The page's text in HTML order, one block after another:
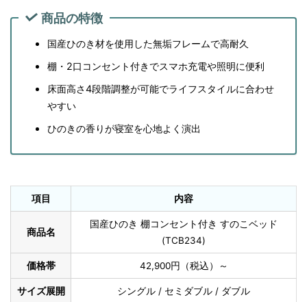
商品の特徴
国産ひのき材を使用した無垢フレームで高耐久
棚・2口コンセント付きでスマホ充電や照明に便利
床面高さ4段階調整が可能でライフスタイルに合わせ
やすい
ひのきの香りが寝室を心地よく演出
項目 内容
商品名
国産ひのき 棚コンセント付き すのこベッド
(TCB234)
価格帯 42,900円（税込）～
サイズ展開 シングル / セミダブル / ダブル